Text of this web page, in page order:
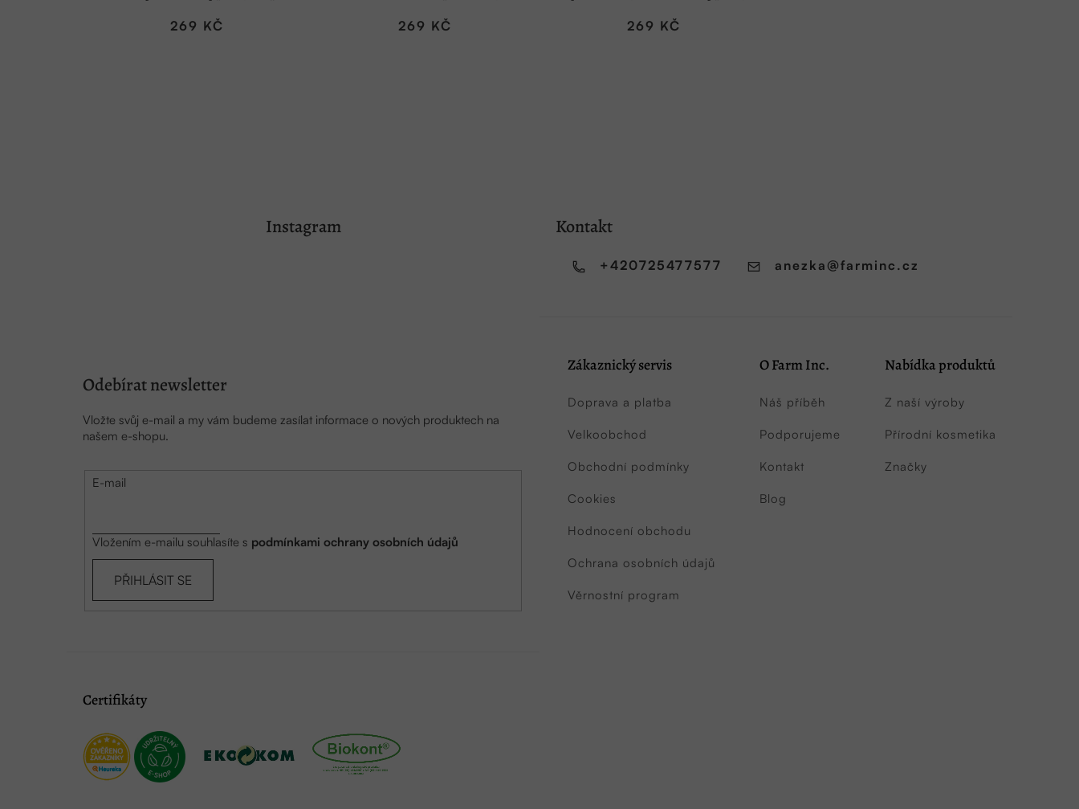
5,0269 KČ
70 G | RŮŽOVÝ KVĚT
5,0269 KČ
KVĚT
5,0269 KČ
Instagram Kontakt
anezka @farminc.cz
+420725477577
Odebírat newsletter
Vložte svůj e-mail a my vám budeme zasílat informace o nových produktech na
našem e-shopu.
E-mail
Vložením e-mailu souhlasíte s podmínkami ochrany osobních údajů
PŘIHLÁSIT SE
Zákaznický servis
Doprava a platba
Velkoobchod
Obchodní podmínky
Cookies
Hodnocení obchodu
Ochrana osobních údajů
Věrnostní program
O Farm Inc.
Náš příběh
Podporujeme
Kontakt
Blog
Nabídka produktů
Z naší výroby
Přírodní kosmetika
Značky
Certifikáty